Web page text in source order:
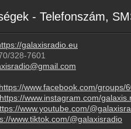
- Telefonszám,
galaxisradio.eu
328-7601
https://www.facebook.com/groups/
https://www.instagram.com/
www.youtube.com/
www.tiktok.com/@galaxisradio